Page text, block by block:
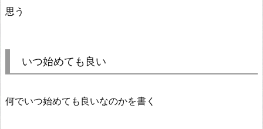
思う
いつ始めても良い
何でいつ始めても良いなのかを書く